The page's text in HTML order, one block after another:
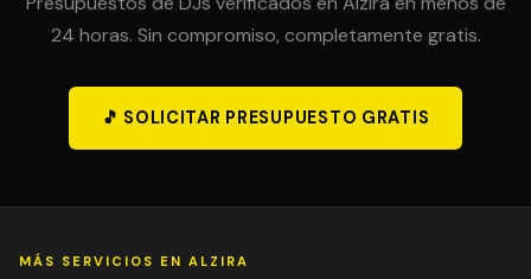
24 horas. Sin compromiso, completamente gratis.
🎵 SOLICITAR PRESUPUESTO GRATIS
MÁS SERVICIOS EN ALZIRA